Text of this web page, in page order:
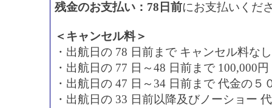
残金のお支払い：78日前にお支払いくだ
＜キャンセル料＞
・出航日の 78 日前まで キャンセル料なし
・出航日の 77 日～48 日前まで 100,000
・出航日の 47 日～34 日前まで 代金の５
・出航日の 33 日前以降及びノーショー